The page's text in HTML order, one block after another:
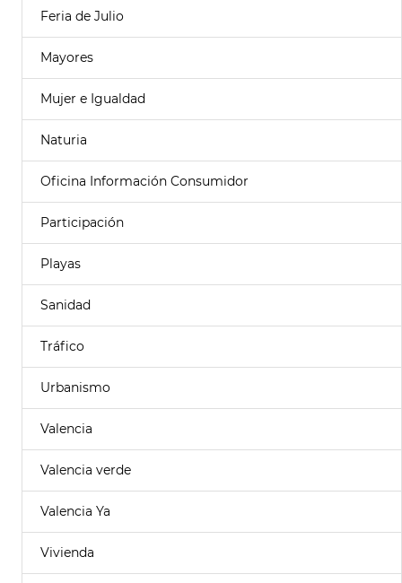
Feria de Julio
Mayores
Mujer e Igualdad
Naturia
Oficina Información Consumidor
Participación
Playas
Sanidad
Tráfico
Urbanismo
Valencia
Valencia verde
Valencia Ya
Vivienda